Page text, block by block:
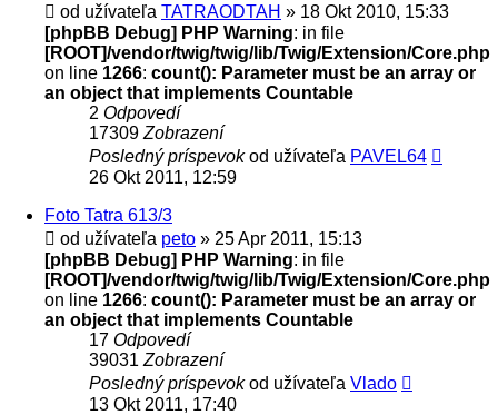
od užívateľa TATRAODTAH » 18 Okt 2010, 15:33
[phpBB Debug] PHP Warning: in file
[ROOT]/vendor/twig/twig/lib/Twig/Extension/Core.php
on line 1266: count(): Parameter must be an array or
an object that implements Countable
2 Odpovedí
17309 Zobrazení
Posledný príspevokod užívateľa PAVEL64
26 Okt 2011, 12:59
Foto Tatra 613/3
od užívateľa peto » 25 Apr 2011, 15:13
[phpBB Debug] PHP Warning: in file
[ROOT]/vendor/twig/twig/lib/Twig/Extension/Core.php
on line 1266: count(): Parameter must be an array or
an object that implements Countable
17 Odpovedí
39031 Zobrazení
Posledný príspevokod užívateľa Vlado
13 Okt 2011, 17:40